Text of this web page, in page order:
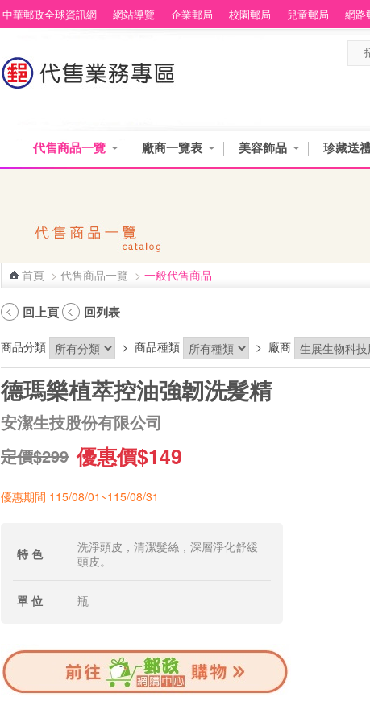
中華郵政全球資訊網 網站導覽 企業郵局 校園郵局 兒童郵局 網路
代售商品一覽 廠商一覽表 美容飾品 珍藏送
首頁 > 代售商品一覽 > 一般代售商品
回上頁 回列表
商品分類 > 商品種類 > 廠商
德瑪樂植萃控油強韌洗髮精
安潔生技股份有限公司
定價$299 優惠價$149
優惠期間 115/08/01~115/08/31
特 色
洗淨頭皮，清潔髮絲，深層淨化舒緩
頭皮。
單 位 瓶